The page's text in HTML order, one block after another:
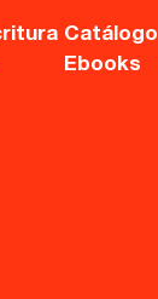
Catálogo
Ebooks